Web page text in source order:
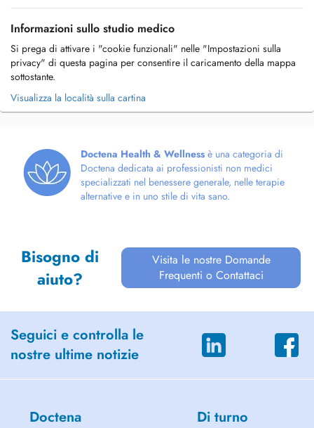
Informazioni sullo studio medico
Si prega di attivare i "cookie funzionali" nelle "Impostazioni sulla
privacy" di questa pagina per consentire il caricamento della mappa
sottostante.
Visualizza la località sulla cartina
Doctena Health & Wellness è una categoria di
Doctena dedicata ai professionisti non medici
specializzati nel benessere generale, nelle terapie
alternative e in uno stile di vita sano.
Bisogno di
aiuto?
Visita le nostre Domande
Frequenti o Contattaci
Seguici e controlla le
nostre ultime notizie
Doctena Di turno